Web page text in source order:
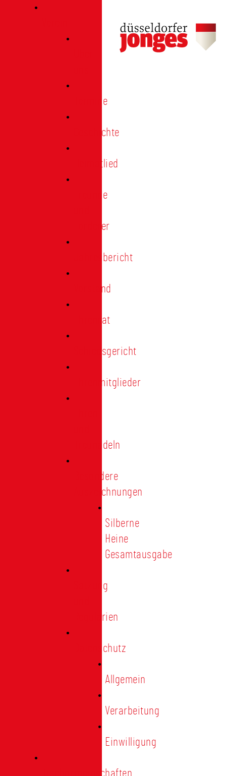
Termine
Geschichte
Heimatlied
Freunde
Förderer
Jahresbericht
Vorstand
Ehrenrat
Schiedsgericht
Ehrenmitglieder
Treunadeln
Besondere
Auszeichnungen
Silberne
Heine
Gesamtausgabe
Satzung
Regularien
Datenschutz
Allgemein
Verarbeitung
Einwilligung
Tischgemeinschaften